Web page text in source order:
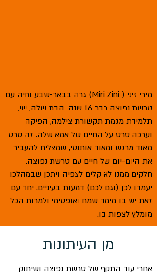
מירי זיני ( Miri Zini) גרה בבאר-שבע וחיה עם
טרשת נפוצה כבר 16 שנה. הבת שלה, שי,
תלמידת מגמת תקשורת צילמה, הפיקה
וערכה סרט על החיים של אמא שלה. זה סרט
מאוד מרגש ומאוד אותנטי, שמצליח להעביר
את היום-יום של חיים עם טרשת נפוצה.
חלקים ממנו לא קלים לצפיה ויתכן שבמהלכו
יעמדו לכן (וגם לכם) דמעות בעיניים. יחד עם
זאת יש בו מימד שמח ואופטימי ולמרות הכל
מומלץ לצפות בו.
מן העיתונות
אחרי עוד התקף של טרשת נפוצה ושיתוק